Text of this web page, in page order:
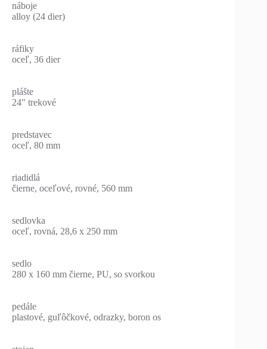
náboje
alloy (24 dier)
ráfiky
oceľ, 36 dier
plášte
24" trekové
predstavec
oceľ, 80 mm
riadidlá
čierne, oceľové, rovné, 560 mm
sedlovka
oceľ, rovná, 28,6 x 250 mm
sedlo
280 x 160 mm čierne, PU, so svorkou
pedále
plastové, guľôčkové, odrazky, boron os